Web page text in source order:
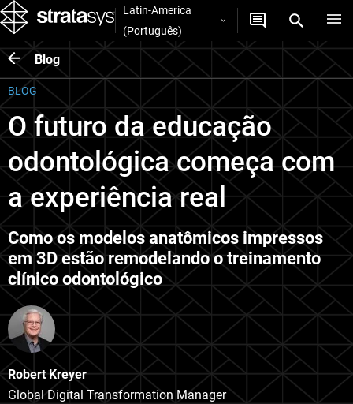
Latin-America
(Português)
Blog
BLOG
O futuro da educação
odontológica começa com
a experiência real
Como os modelos anatômicos impressos
em 3D estão remodelando o treinamento
clínico odontológico
Robert Kreyer
Global Digital Transformation Manager